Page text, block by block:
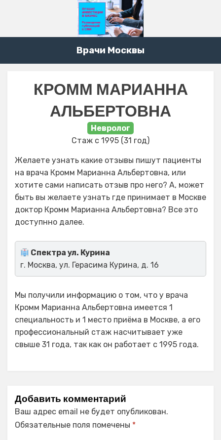
Врачи Москвы
КРОММ МАРИАННА
АЛЬБЕРТОВНА
Невролог
Стаж с 1995 (31 год)
Желаете узнать какие отзывы пишут пациенты
на врача Кромм Марианна Альбертовна, или
хотите сами написать отзыв про него? А, может
быть вы желаете узнать где принимает в Москве
доктор Кромм Марианна Альбертовна? Все это
доступнно далее.
Спектра ул. Курина
г. Москва, ул. Герасима Курина, д. 16
Мы получили информацию о том, что у врача
Кромм Марианна Альбертовна имеется 1
специальность и 1 место приёма в Москве, а его
профессиональный стаж насчитывает уже
свыше 31 года, так как он работает с 1995 года.
Добавить комментарий
Ваш адрес email не будет опубликован.
Обязательные поля помечены *